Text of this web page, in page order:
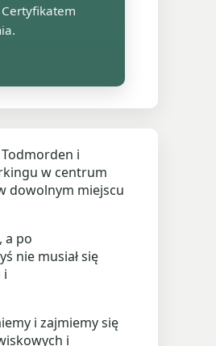
i
w centrum
dowolnym miejscu
a po
nie musiał się
i
i zajmiemy się
i